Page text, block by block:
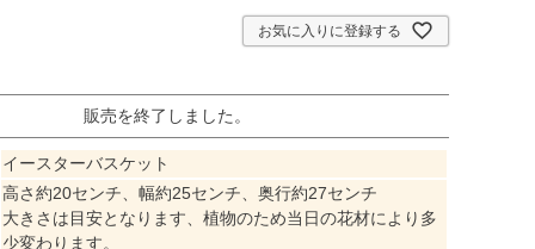
お気に入りに登録する
販売を終了しました。
イースターバスケット
高さ約20センチ、幅約25センチ、奥行約27センチ
大きさは目安となります、植物のため当日の花材により多
少変わります。